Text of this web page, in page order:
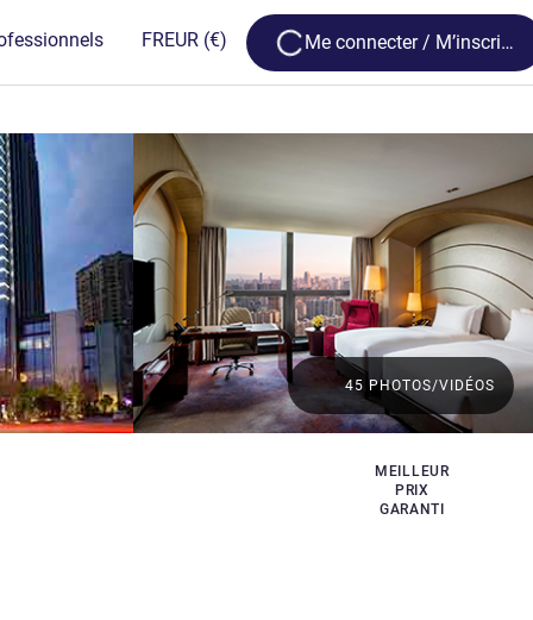
FREUR (€) Loading...
Me connecter / M’inscrire
MEILLEUR
PRIX
GARANTI
45 PHOTOS/VIDÉOS